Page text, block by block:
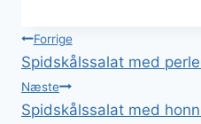
Forrige
Spidskålssalat med
Næste
Spidskålssalat med